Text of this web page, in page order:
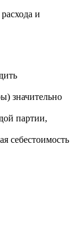
и
значительно
партии,
себестоимость